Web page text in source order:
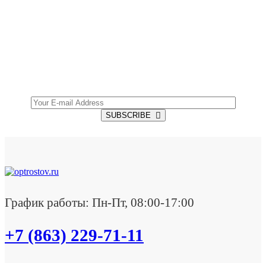
SUBSCRIBE
График работы: Пн-Пт, 08:00-17:00
+7 (863) 229-71-11